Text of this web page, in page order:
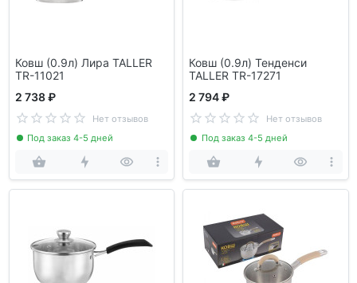
Ковш (0.9л) Лира TALLER
TR-11021
2 738 ₽
Нет отзывов
Под заказ 4-5 дней
Ковш (0.9л) Тенденси
TALLER TR-17271
2 794 ₽
Нет отзывов
Под заказ 4-5 дней